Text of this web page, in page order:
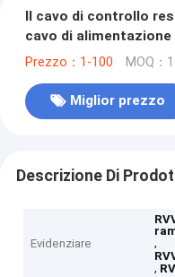
Il cavo di controllo
cavo di
rame nudo
Prezzo：1-100 MOQ：
Miglior prezzo
Descrizione Di
Evidenziare
,
,